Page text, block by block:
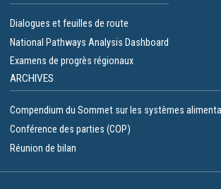
Dialogues et feuilles de route
National Pathways Analysis Dashboard
Examens de progrès régionaux
ARCHIVES
Compendium du Sommet sur les systèmes
Conférence des parties (COP)
Réunion de bilan